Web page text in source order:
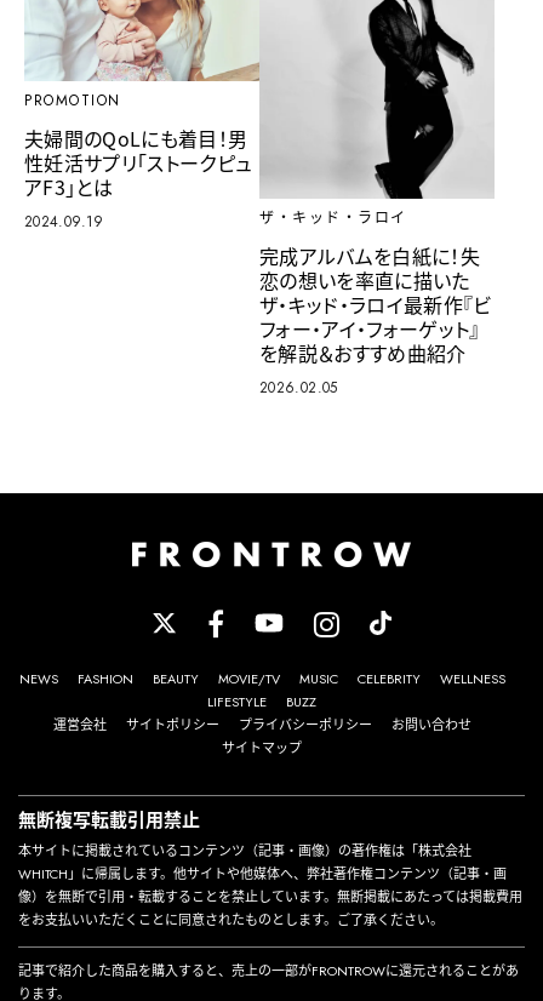
PROMOTION
夫婦間のQoLにも着目！男
性妊活サプリ「ストークピュ
アF3」とは
2024.09.19 ザ・キッド・ラロイ
完成アルバムを白紙に！失
恋の想いを率直に描いた
ザ・キッド・ラロイ最新作『ビ
フォー・アイ・フォーゲット』
を解説＆おすすめ曲紹介
2026.02.05
NEWS FASHION BEAUTY MOVIE/TV MUSIC CELEBRITY
WELLNESS
LIFESTYLE
BUZZ
運営会社
サイトポリシー プライバシーポリシー
お問い合わせ
サイトマップ
無断複写転載引用禁止
本サイトに掲載されているコンテンツ（記事・画像）の著作権は「株式会社
WHITCH」に帰属します。他サイトや他媒体へ、弊社著作権コンテンツ（記事・画
像）を無断で引用・転載することを禁止しています。無断掲載にあたっては掲載費用
をお支払いいただくことに同意されたものとします。ご了承ください。
記事で紹介した商品を購入すると、売上の一部がFRONTROWに還元されることがあ
ります。